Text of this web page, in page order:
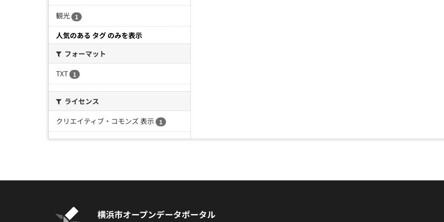
観光 1
人気のある タグ のみを表示
フォーマット
TXT
1
ライセンス
クリエイティブ・コモンズ 表示
1